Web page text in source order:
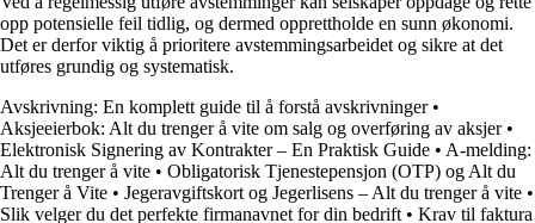
opp potensielle feil tidlig, og dermed opprettholde en sunn økonomi.
Det er derfor viktig å prioritere avstemmingsarbeidet og sikre at det
utføres grundig og systematisk.
Avskrivning: En komplett guide til å forstå avskrivninger•
Aksjeeierbok: Alt du trenger å vite om salg og overføring av aksjer•
Elektronisk Signering av Kontrakter – En Praktisk Guide • A-melding:
Alt du trenger å vite • Obligatorisk Tjenestepensjon (OTP) og Alt du
Trenger å Vite • Jegeravgiftskort og Jegerlisens – Alt du trenger å vite •
Slik velger du det perfekte firmanavnet for din bedrift • Krav til faktura